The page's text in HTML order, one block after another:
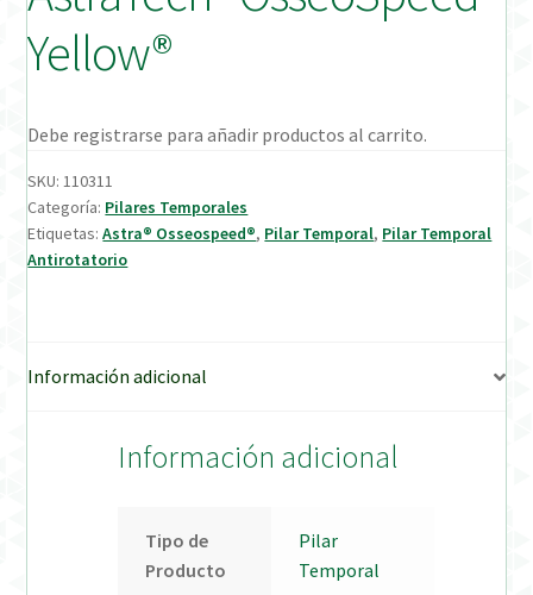
Verification Required
Yellow®
Debe registrarse para añadir productos al carrito.
SKU:110311
Categoría: Pilares Temporales
Etiquetas:Astra® Osseospeed®, Pilar Temporal, Pilar Temporal
Antirotatorio
Información adicional
Información adicional
Tipo de
Producto
Pilar
Temporal